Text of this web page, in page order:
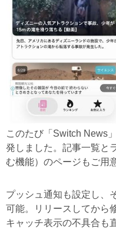
このたび「Switch News
発しました。記事一覧と
む機能）のページもご用
プッシュ通知も設定し、
可能。リリースしてから
キャッチ表示の不具合も